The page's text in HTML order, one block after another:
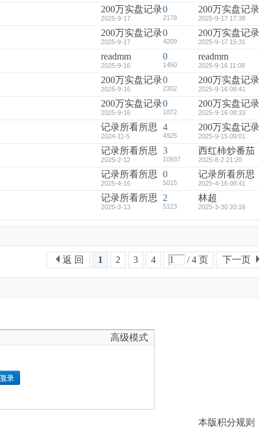
200万实盘记录
2025-9-17
0
2178
200万实盘记录
2025-9-17 17:38
200万实盘记录
2025-9-17
0
4209
200万实盘记录
2025-9-17 15:31
readmm
2025-9-16
0
1450
readmm
2025-9-16 11:08
200万实盘记录
2025-9-16
0
2302
200万实盘记录
2025-9-16 08:41
200万实盘记录
2025-9-16
0
1872
200万实盘记录
2025-9-16 08:33
记录所看所思
2024-11-5
4
4925
200万实盘记录
2025-9-15 09:01
记录所看所思
2025-2-12
3
10937
西红柿炒番茄
2025-8-2 21:20
记录所看所思
2025-4-16
0
5015
记录所看所思
2025-4-16 08:41
记录所看所思
2025-3-13
2
5123
林超
2025-3-30 20:16
1 2 3 4 / 4 页 下一页
返 回
高级模式
本版积分规则